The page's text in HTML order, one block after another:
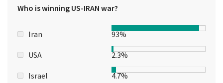
Who is winning US-IRAN war?
Iran 93%
USA 2.3%
Israel 4.7%